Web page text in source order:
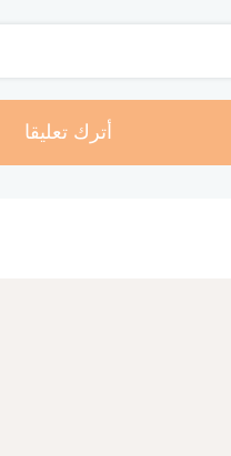
أترك تعليقا